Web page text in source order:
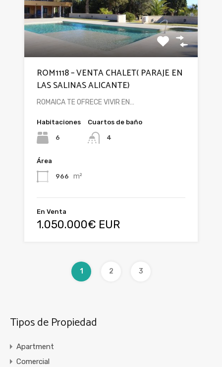
ROM1118 – VENTA CHALET( PARAJE EN
LAS SALINAS ALICANTE)
ROMAICA TE OFRECE VIVIR EN…
Habitaciones
6
Cuartos de baño
4
Área
966 m²
En Venta
1.050.000€ EUR
1 2 3
Tipos de Propiedad
Apartment
Comercial